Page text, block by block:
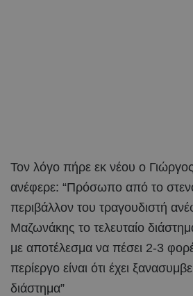
Τον λόγο πήρε εκ νέου ο
ανέφερε: “Πρόσωπο από το
περιβάλλον του τραγουδιστή
Μαζωνάκης το τελευταίο
με αποτέλεσμα να πέσει 2-3
περίεργο είναι ότι έχει
διάστημα”